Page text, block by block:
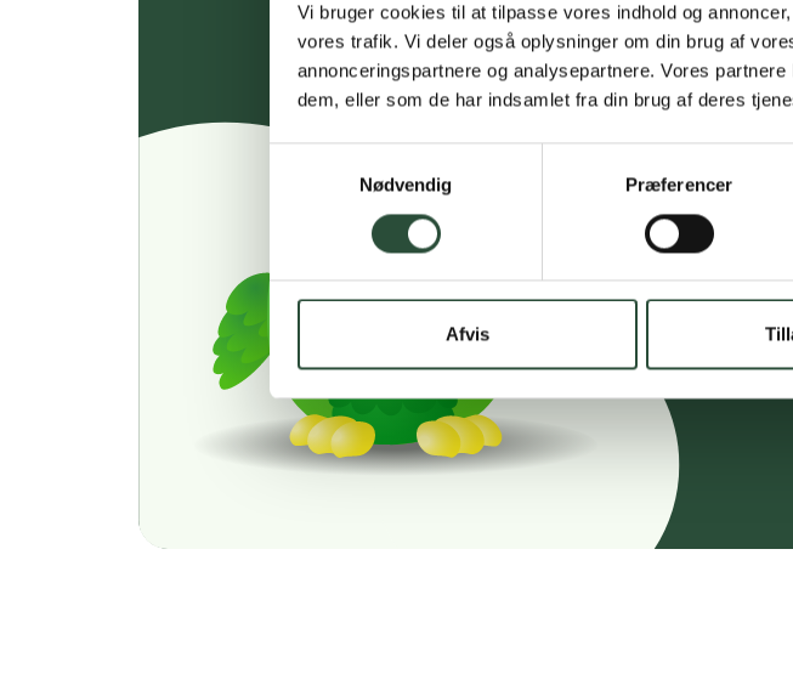
Vi bruger cookies til at tilpasse vores indhold og
vores trafik. Vi deler også oplysninger om din brug af
annonceringspartnere og analysepartnere. Vores
dem, eller som de har indsamlet fra din brug af deres
Nødvendig
Præferencer
Afvis